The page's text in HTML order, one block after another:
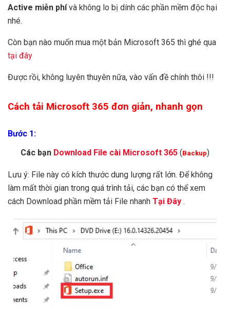
Active miễn phívà không lo bị dính các phần mềm độc hại
nhé.
Còn bạn nào muốn mua một bản Microsoft 365 thì ghé qua
tại đây
Được rồi, không luyên thuyên nữa, vào vấn đề chính thôi !!!
Cách tải Microsoft 365 đơn giản, nhanh gọn
Bước 1:
Các bạn Download File cài Microsoft 365 (Backup)
Lưu ý: File này có kích thước dung lượng rất lớn. Để không
làm mất thời gian trong quá trình tải, các bạn có thể xem
cách Download phần mềm tải File nhanh Tại Đây .